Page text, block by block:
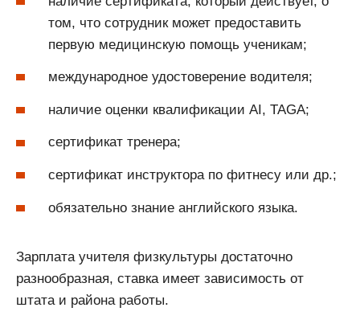
том, что сотрудник может предоставить
первую медицинскую помощь ученикам;
международное удостоверение водителя;
наличие оценки квалификации AI, TAGA;
сертификат тренера;
сертификат инструктора по фитнесу или др.;
обязательно знание английского языка.
Зарплата учителя физкультуры достаточно
разнообразная, ставка имеет зависимость от
штата и района работы.